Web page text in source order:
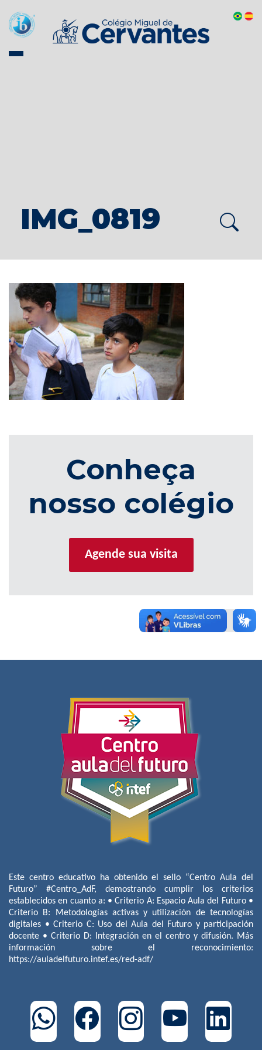
IMG_0819
Conheça
nosso colégio
Agende sua visita
Este centro educativo ha obtenido el sello “Centro Aula del
Futuro” #Centro_AdF, demostrando cumplir los criterios
establecidos en cuanto a: • Criterio A: Espacio Aula del Futuro •
Criterio B: Metodologías activas y utilización de tecnologías
digitales • Criterio C: Uso del Aula del Futuro y participación
docente • Criterio D: Integración en el centro y difusión. Más
información sobre el reconocimiento:
https://auladelfuturo.intef.es/red-adf/